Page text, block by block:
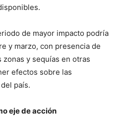
de mayor impacto podría
y marzo, con presencia de
y sequías en otras
efectos sobre las
país.
eje de acción